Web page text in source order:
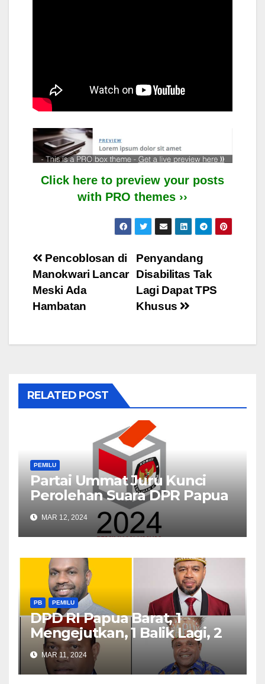
Click here to preview your posts
with PRO themes ››
Post
navigation
Penyandang
Disabilitas Tak
Lagi Dapat TPS
Khusus
Pencoblosan di
Manokwari Lancar
Meski Ada
Hambatan
RELATED POST
PEMILU
Partai Ummat Juru Kunci
Perolehan Suara DPR Papua
Barat
MAR 12, 2024
PB PEMILU
DPD RI Papua Barat, 1
Mengejutkan, 1 Balik Lagi, 2
Bertahan
MAR 11, 2024